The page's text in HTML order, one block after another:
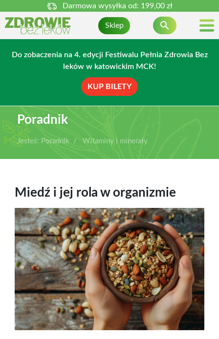
Darmowa wysyłka od: 199,00 zł
Sklep 
Do zobaczenia na 4. edycji Festiwalu Pełnia Zdrowia Bez
leków w katowickim MCK!
KUP BILETY
Poradnik
Jesteś: Poradnik Witaminy i minerały
Miedź i jej rola w organizmie